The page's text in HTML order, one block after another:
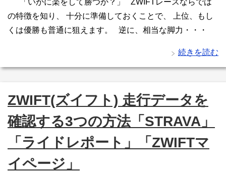
「いかに楽をして勝つか？」 ZWIFTレースならでは
の特徴を知り、 十分に準備しておくことで、 上位、もし
くは優勝も普通に狙えます。 逆に、相当な脚力・・・
続きを読む
ZWIFT(ズイフト) 走行データを
確認する3つの方法「STRAVA」
「ライドレポート」「ZWIFTマ
イページ」